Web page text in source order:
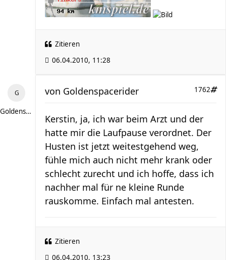
Zitieren
06.04.2010, 11:28
Goldenspacerider
1762
von Goldenspacerider
Kerstin, ja, ich war beim Arzt und der
hatte mir die Laufpause verordnet. Der
Husten ist jetzt weitestgehend weg,
fühle mich auch nicht mehr krank oder
schlecht zurecht und ich hoffe, dass ich
nachher mal für ne kleine Runde
rauskomme. Einfach mal antesten.
Zitieren
06.04.2010, 13:23